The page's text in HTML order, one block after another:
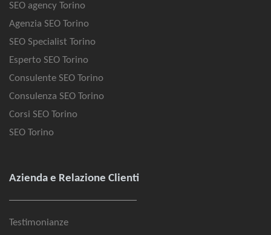
SEO agency Torino
Agenzia SEO Torino
SEO Specialist Torino
Esperto SEO Torino
Consulente SEO Torino
Consulenza SEO Torino
Corsi SEO Torino
SEO Torino
Azienda e Relazione Clienti
Testimonianze